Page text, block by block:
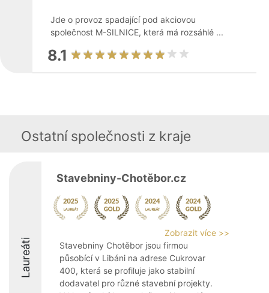
Jde o provoz spadající pod akciovou
společnost M-SILNICE, která má rozsáhlé ...
8.1
Ostatní společnosti z kraje
Laureáti
Stavebniny-Chotěbor.cz
Zobrazit více >>
Stavebniny Chotěbor jsou firmou
působící v Libáni na adrese Cukrovar
400, která se profiluje jako stabilní
dodavatel pro různé stavební projekty.